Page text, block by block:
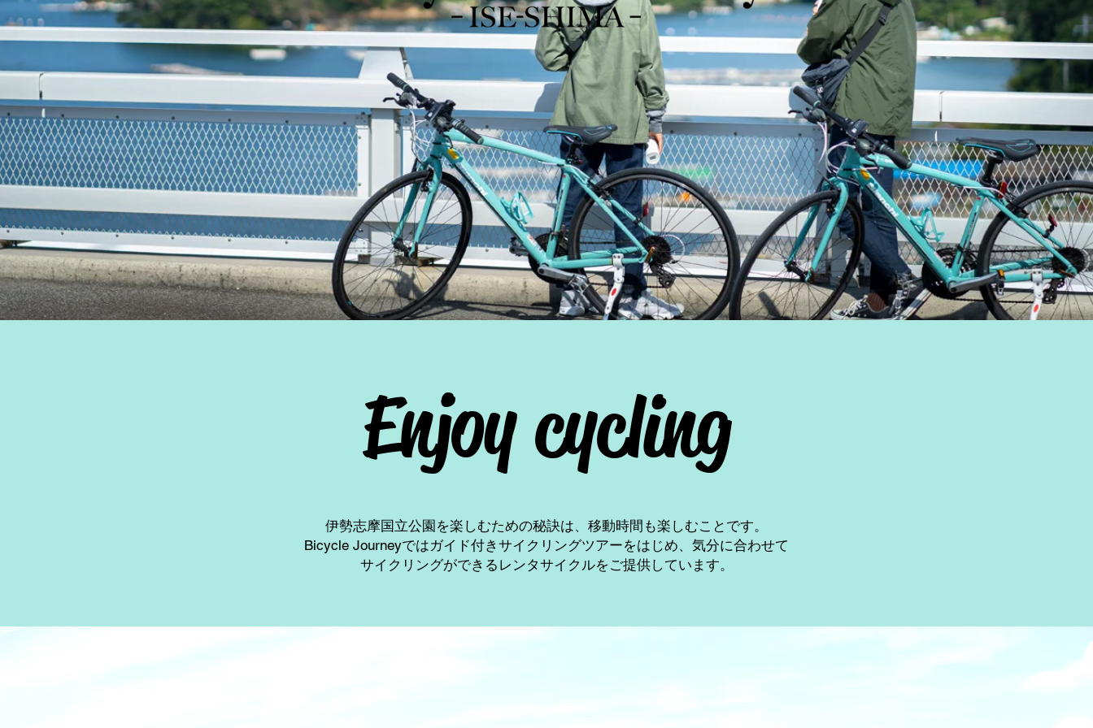
Enjoy cycling
伊勢志摩国立公園を楽しむための秘訣は、移動時間も楽しむことです。
Bicycle Journeyではガイド付きサイクリングツアーをはじめ、気分に合わせて
サイクリングができるレンタサイクルをご提供しています。